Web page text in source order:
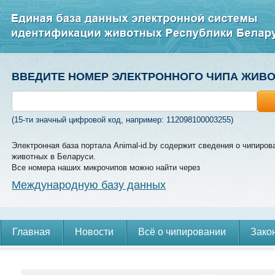
ВВЕДИТЕ НОМЕР ЭЛЕКТРОННОГО ЧИПА
(15-ти значный цифровой код, например: 112098100003255)
Электронная база портала Animal-id.by содержит сведения о
животных в Беларуси.
Все номера наших микрочипов можно найти через
Международную базу данных
Главная Новости Всё о чипировании